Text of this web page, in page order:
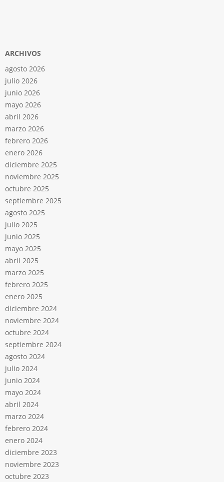
ARCHIVOS
agosto 2026
julio 2026
junio 2026
mayo 2026
abril 2026
marzo 2026
febrero 2026
enero 2026
diciembre 2025
noviembre 2025
octubre 2025
septiembre 2025
agosto 2025
julio 2025
junio 2025
mayo 2025
abril 2025
marzo 2025
febrero 2025
enero 2025
diciembre 2024
noviembre 2024
octubre 2024
septiembre 2024
agosto 2024
julio 2024
junio 2024
mayo 2024
abril 2024
marzo 2024
febrero 2024
enero 2024
diciembre 2023
noviembre 2023
octubre 2023